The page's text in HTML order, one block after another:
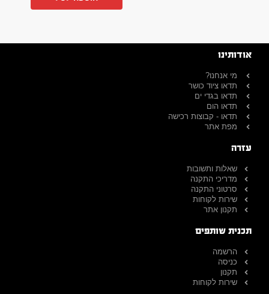
אודותינו
מי אנחנו?
תדאו ציוד כושר
תדאו בגדי ים
תדאו הום
תדאו - קבוצות רכישה
מפת אתר
עזרה
שאלות ותשובות
מדריכי התקנה
סרטוני התקנה
שירות לקוחות
תקנון אתר
תכנית שותפים
הרשמה
כניסה
תקנון
שירות לקוחות